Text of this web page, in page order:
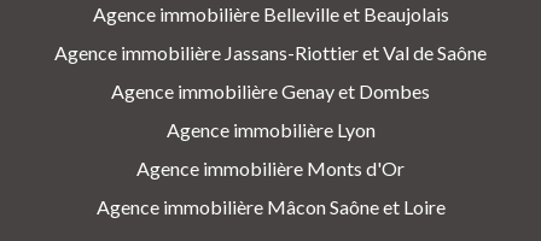
Agence immobilière Belleville et Beaujolais
Agence immobilière Jassans-Riottier et Val de Saône
Agence immobilière Genay et Dombes
Agence immobilière Lyon
Agence immobilière Monts d'Or
Agence immobilière Mâcon Saône et Loire